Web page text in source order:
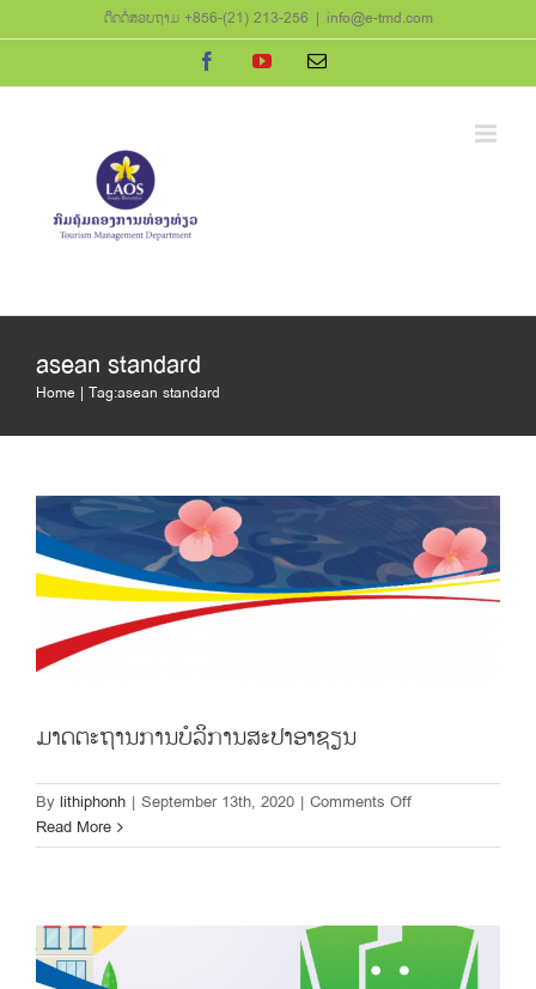
to
content
ຕິດຕໍ່ສອບຖາມ +856-(21) 213-256 | info@e-tmd.com
FacebookYouTubeEmail
asean standard
Home Tag:asean standard
ມາດຕະຖານການບໍລິການສະປາອາຊຽນ
By lithiphonh | September 13th, 2020 | Comments Offon
ການ
ອາ
Read More
ມາດຕະຖານໂຮງແຮມຂຽວອາຊຽນ